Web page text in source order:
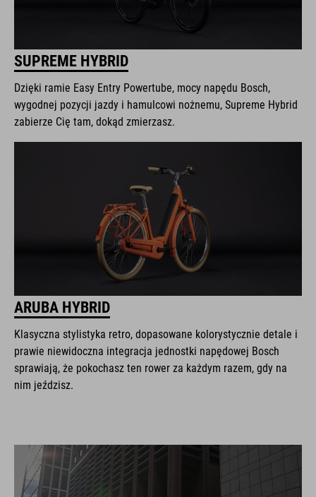
SUPREME HYBRID
Dzięki ramie Easy Entry Powertube, mocy napędu Bosch,
wygodnej pozycji jazdy i hamulcowi nożnemu, Supreme Hybrid
zabierze Cię tam, dokąd zmierzasz.
ARUBA HYBRID
Klasyczna stylistyka retro, dopasowane kolorystycznie detale i
prawie niewidoczna integracja jednostki napędowej Bosch
sprawiają, że pokochasz ten rower za każdym razem, gdy na
nim jeździsz.